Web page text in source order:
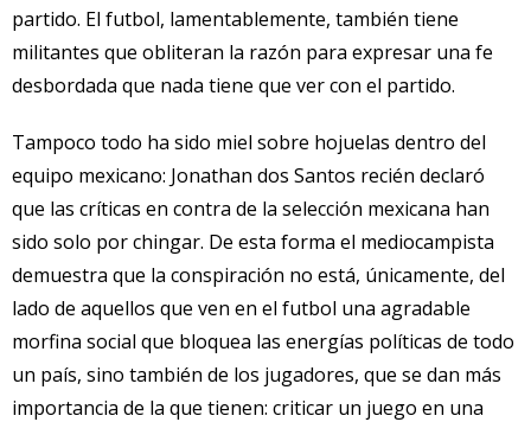
partido. El futbol, lamentablemente, también tiene
militantes que obliteran la razón para expresar una fe
desbordada que nada tiene que ver con el partido.
Tampoco todo ha sido miel sobre hojuelas dentro del
equipo mexicano: Jonathan dos Santos recién declaró
que las críticas en contra de la selección mexicana han
sido solo por chingar. De esta forma el mediocampista
demuestra que la conspiración no está, únicamente, del
lado de aquellos que ven en el futbol una agradable
morfina social que bloquea las energías políticas de todo
un país, sino también de los jugadores, que se dan más
importancia de la que tienen: criticar un juego en una